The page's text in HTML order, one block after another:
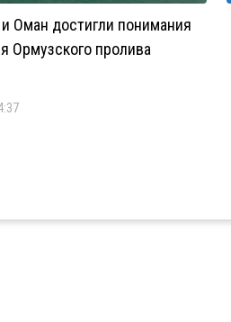
Оман достигли понимания
Ормузского пролива